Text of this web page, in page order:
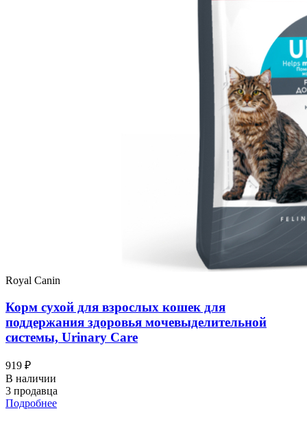
Royal Canin
Корм сухой для взрослых кошек для
поддержания здоровья мочевыделительной
системы, Urinary Care
919 ₽
В наличии
3 продавца
Подробнее